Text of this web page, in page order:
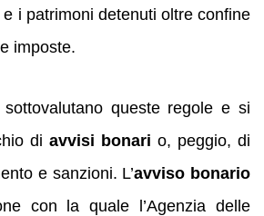
i patrimoni detenuti oltre confine
imposte.
queste regole e si
di avvisi bonari o, peggio, di
e sanzioni. L’avviso bonario
con la quale l’Agenzia delle